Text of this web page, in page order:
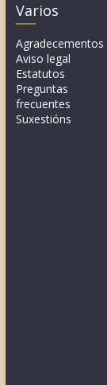
Varios
Agradecementos
Aviso legal
Estatutos
Preguntas
frecuentes
Suxestións